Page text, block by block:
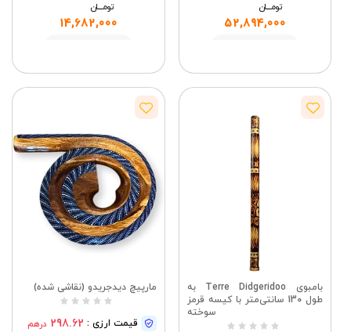
تومــــــان
52,894,000
تومــــــان
14,682,000
بامبوی Terre Didgeridoo به
طول 130 سانتی‌متر با کیسه قرمز
سوخته
مارپیچ دیدجریدو (نقاشی شده)
قیمت ارزی : 298.62 درهم